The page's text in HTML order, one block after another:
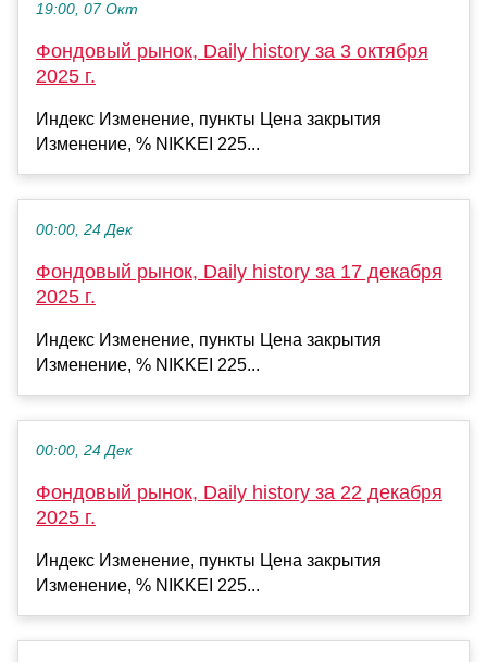
19:00, 07 Окт
Фондовый рынок, Daily history за 3 октября
2025 г.
Индекс Изменение, пункты Цена закрытия
Изменение, % NIKKEI 225...
00:00, 24 Дек
Фондовый рынок, Daily history за 17 декабря
2025 г.
Индекс Изменение, пункты Цена закрытия
Изменение, % NIKKEI 225...
00:00, 24 Дек
Фондовый рынок, Daily history за 22 декабря
2025 г.
Индекс Изменение, пункты Цена закрытия
Изменение, % NIKKEI 225...